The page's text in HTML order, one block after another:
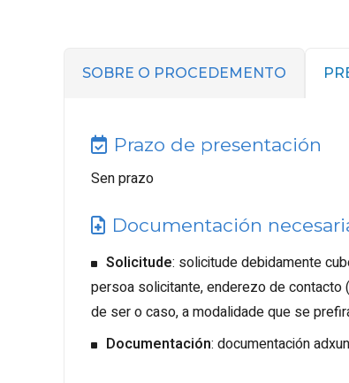
SOBRE O PROCEDEMENTO
Prazo de presentación
Sen prazo
Documentación
Solicitude: solicitude debidamente
persoa solicitante, enderezo de
de ser o caso, a modalidade que se
Documentación: documentación